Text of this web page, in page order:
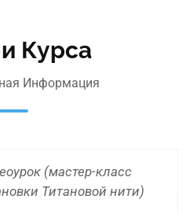
Курса
Информация
(мастер-класс
Титановой нити)